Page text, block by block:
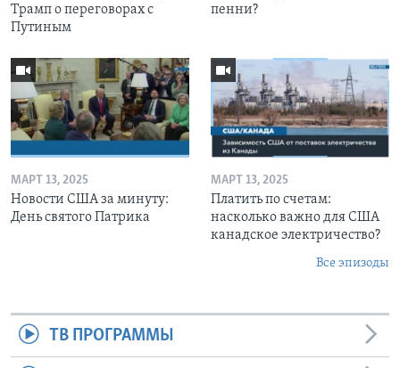
Трамп о переговорах с
Путиным
пенни?
МАРТ 13, 2025
Новости США за минуту:
День святого Патрика
МАРТ 13, 2025
Платить по счетам:
насколько важно для США
канадское электричество?
Все эпизоды
ТВ ПРОГРАММЫ